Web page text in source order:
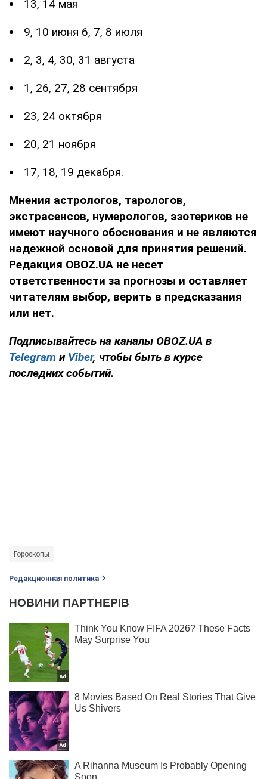
13, 14 мая
9, 10 июня 6, 7, 8 июля
2, 3, 4, 30, 31 августа
1, 26, 27, 28 сентября
23, 24 октября
20, 21 ноября
17, 18, 19 декабря.
Мнения астрологов, тарологов,
экстрасенсов, нумерологов, эзотериков не
имеют научного обоснования и не являются
надежной основой для принятия решений.
Редакция OBOZ.UA не несет
ответственности за прогнозы и оставляет
читателям выбор, верить в предсказания
или нет.
Подписывайтесь на каналы OBOZ.UA в
Telegram и Viber, чтобы быть в курсе
последних событий.
Гороскопы
Редакционная политика